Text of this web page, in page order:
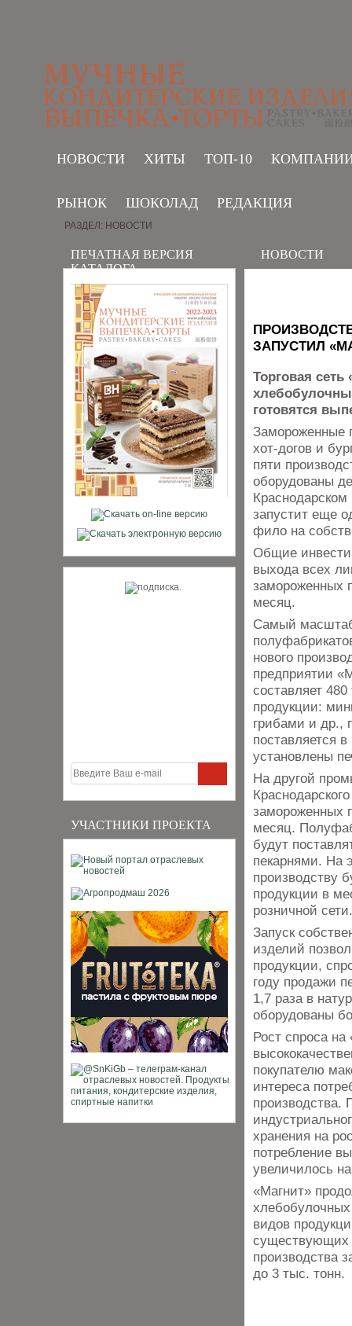
НОВОСТИ ХИТЫ ТОП-10
РЫНОК ШОКОЛАД РЕДАКЦИЯ
ПЕЧАТНАЯ ВЕРСИЯ
КАТАЛОГА
УЧАСТНИКИ ПРОЕКТА
РАЗДЕЛ: НОВОСТИ
НОВОСТИ
ЗАПУСТИЛ
Торговая
готовятся
Замороженные
хот-догов и
пяти
оборудованы
запустит еще
фило на
Общие
выхода всех
замороженных
месяц.
Самый
нового
предприятии
составляет
продукции:
грибами и др.,
поставляется
установлены
На другой
замороженных
месяц.
будут
пекарнями. На
производству
продукции в
розничной сети.
Запуск
изделий
продукции,
году продажи
1,7 раза в
оборудованы
Рост спроса на
покупателю
интереса
производства.
хранения на
потребление
увеличилось
«Магнит»
видов
существующих
производства
до 3 тыс. тонн.